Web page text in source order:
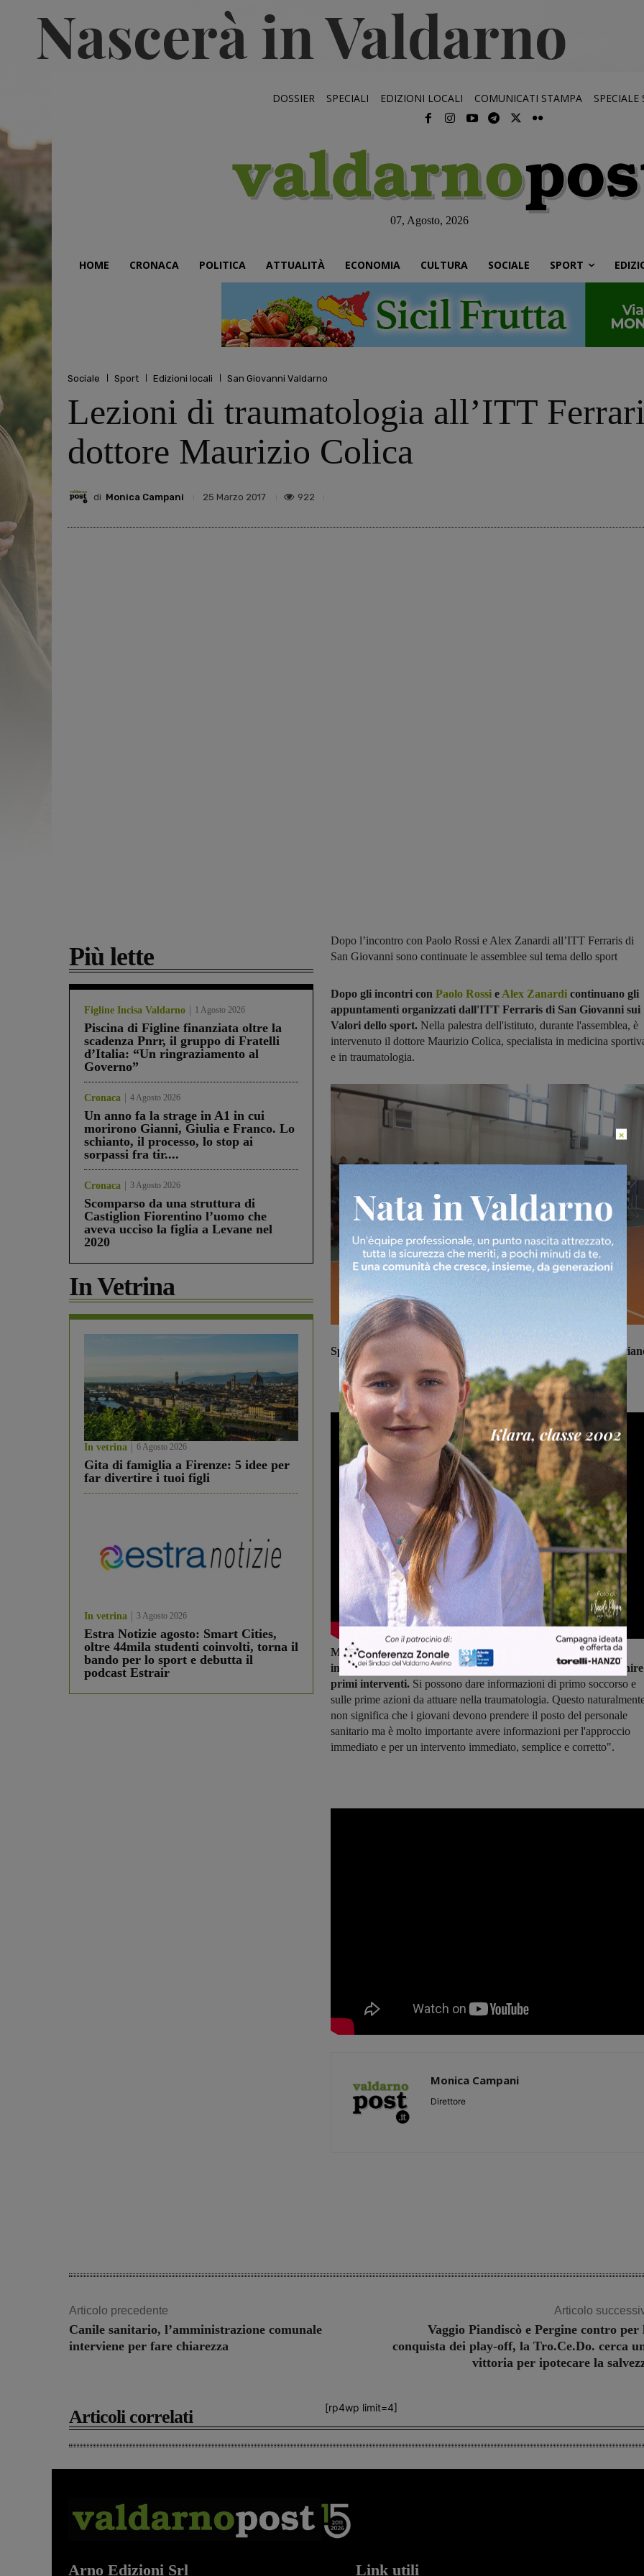
DOSSIER SPECIALI EDIZIONI LOCALI COMUNICATI STAMPA SPECIALE
07, Agosto, 2026
HOME CRONACA POLITICA ATTUALITÀ ECONOMIA CULTURA SOCIALE SPORT
Sociale Sport Edizioni locali San Giovanni Valdarno
Lezioni di traumatologia all’ITT
dottore Maurizio Colica
di Monica Campani 25 Marzo 2017 922
Più lette
Figline Incisa Valdarno 1 Agosto 2026
Piscina di Figline finanziata oltre la
scadenza Pnrr, il gruppo di Fratelli
d’Italia: “Un ringraziamento al
Governo”
Cronaca 4 Agosto 2026
Un anno fa la strage in A1 in cui
morirono Gianni, Giulia e Franco. Lo
schianto, il processo, lo stop ai
sorpassi fra tir....
Cronaca 3 Agosto 2026
Scomparso da una struttura di
Castiglion Fiorentino l’uomo che
aveva ucciso la figlia a Levane nel
2020
In Vetrina
In vetrina 6 Agosto 2026
Gita di famiglia a Firenze: 5 idee per
far divertire i tuoi figli
In vetrina 3 Agosto 2026
Estra Notizie agosto: Smart Cities,
oltre 44mila studenti coinvolti, torna il
bando per lo sport e debutta il
podcast Estrair
Dopo l’incontro con Paolo Rossi e Alex Zanardi all’ITT Ferraris di
San Giovanni sono continuate le assemblee sul tema dello sport
Dopo gli incontri con Paolo Rossi e Alex Zanardi continuano gli
appuntamenti organizzati dall'ITT Ferraris di San Giovanni sui
Valori dello sport. Nella palestra dell'istituto, durante l'assemblea, è
intervenuto il dottore Maurizio Colica, specialista in medicina
e in traumatologia.
Spiega l'iniziativa il vice direttore scolastico Giovanni
Maurizio Colica: "L'attività fisica è molto diffusa e quindi è
importante fornire nozioni perchè questi ragazzi possano
primi interventi. Si possono dare informazioni di primo soccorso e
sulle prime azioni da attuare nella traumatologia. Questo
non significa che i giovani devono prendere il posto del personale
sanitario ma è molto importante avere informazioni per l'approccio
immediato e per un intervento immediato, semplice e corretto".
Monica Campani
Direttore
Articolo precedente
Canile sanitario, l’amministrazione comunale
interviene per fare chiarezza
Articolo
Vaggio Piandiscò e Pergine contro per
conquista dei play-off, la Tro.Ce.Do. cerca
vittoria per ipotecare la
[rp4wp limit=4]
Articoli correlati
Arno Edizioni Srl Link utili
×